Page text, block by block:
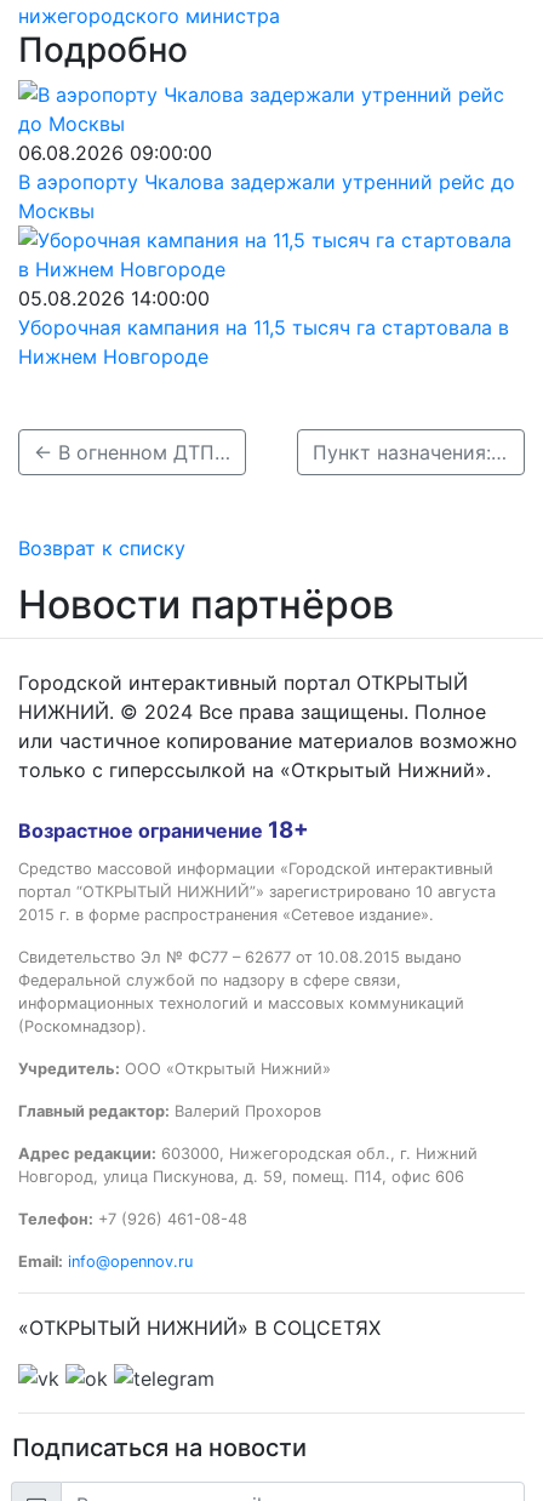
нижегородского министра
Подробно
06.08.2026 09:00:00
В аэропорту Чкалова задержали утренний рейс до
Москвы
05.08.2026 14:00:00
Уборочная кампания на 11,5 тысяч га стартовала в
Нижнем Новгороде
← В огненном ДТП на Кубани погибли артисты комедийного проекта Stand Up Пункт назначения: в Городецком районе бревно упало с лесовоза и протаранило легковушку →
Возврат к списку
Новости партнёров
Городской интерактивный портал ОТКРЫТЫЙ
НИЖНИЙ. © 2024 Все права защищены. Полное
или частичное копирование материалов возможно
только с гиперссылкой на «Открытый Нижний».
Возрастное ограничение 18+
Средство массовой информации «Городской интерактивный
портал “ОТКРЫТЫЙ НИЖНИЙ”» зарегистрировано 10 августа
2015 г. в форме распространения «Сетевое издание».
Свидетельство Эл № ФС77 – 62677 от 10.08.2015 выдано
Федеральной службой по надзору в сфере связи,
информационных технологий и массовых коммуникаций
(Роскомнадзор).
Учредитель: ООО «Открытый Нижний»
Главный редактор: Валерий Прохоров
Адрес редакции: 603000, Нижегородская обл., г. Нижний
Новгород, улица Пискунова, д. 59, помещ. П14, офис 606
Телефон: +7 (926) 461-08-48
Email: info@opennov.ru
«ОТКРЫТЫЙ НИЖНИЙ» В СОЦСЕТЯХ
Подписаться на новости